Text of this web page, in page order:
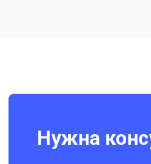
Нужна